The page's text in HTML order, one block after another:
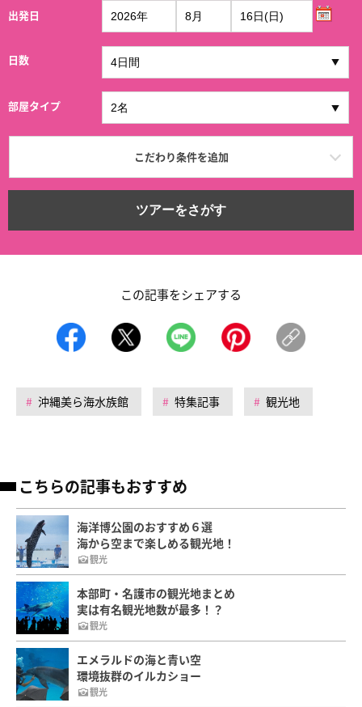
出発日
日数
部屋タイプ
こだわり条件を追加
ツアーをさがす
この記事をシェアする
沖縄美ら海水族館 特集記事 観光地
こちらの記事もおすすめ
海洋博公園のおすすめ６選
海から空まで楽しめる観光地！
観光
本部町・名護市の観光地まとめ
実は有名観光地数が最多！？
観光
エメラルドの海と青い空
環境抜群のイルカショー
観光